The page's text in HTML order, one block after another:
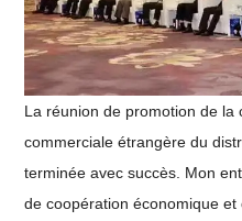
La réunion de promotion de la
commerciale étrangère du
terminée avec succès. Mon
de coopération économique